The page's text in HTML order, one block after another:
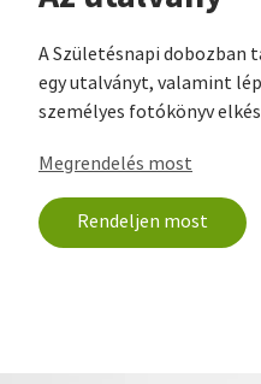
A Születésnapi
egy utalványt, valamint
személyes fotókönyv
Megrendelés most
Rendeljen most